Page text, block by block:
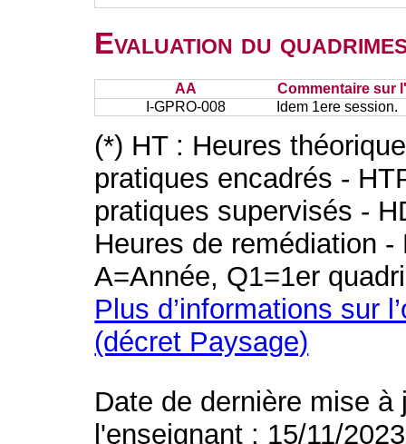
Evaluation du
AA
Commentaire sur
I-GPRO-008
Idem 1ere session.
(*) HT : Heures
pratiques encadrés -
pratiques supervisés -
Heures de remédiation
A=Année, Q1=1er
Plus d’informations sur
(décret Paysage)
Date de dernière mise
l'enseignant : 15/11/2023